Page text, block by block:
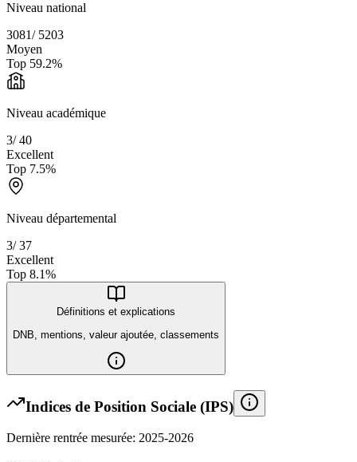
Niveau national
3081/ 5203
Moyen
Top 59.2%
Niveau académique
3/40
Excellent
Top 7.5%
Niveau départemental
3/37
Excellent
Top 8.1%
Définitions et explications
DNB, mentions, valeur ajoutée, classements
Indices de Position Sociale (IPS)
Dernière rentrée mesurée: 2025-2026